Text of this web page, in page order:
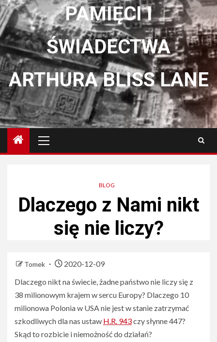
PAMIĘCI I
ŚWIADECTWA
ARTHURA BLISS LANE
główne
BLOG
Dlaczego z Nami nikt
się nie liczy?
Tomek
2020-12-09
Dlaczego nikt na świecie, żadne państwo nie liczy się z
38 milionowym krajem w sercu Europy? Dlaczego 10
milionowa Polonia w USA nie jest w stanie zatrzymać
szkodliwych dla nas ustaw H.R. 943czy słynne 447?
Skąd to rozbicie i niemożność do działań?